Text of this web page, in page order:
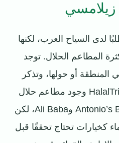
لدى السياح العرب، لكنها
المطاعم الحلال. توجد
أو حولها، وتذكر
أدلة سفر متخصصة مثل HalalTrip وجود مطاعم حلال
في زيلامسي مثل Antonio’s Basmati وAli Baba، لكن
كخيارات تحتاج تحققًا قبل